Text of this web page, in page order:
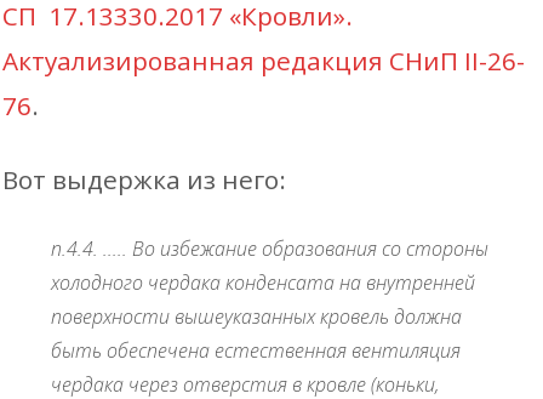
СП 17.13330.2017 «Кровли».
Актуализированная редакция СНиП II-26-
76.
Вот выдержка из него:
п.4.4. ..... Во избежание образования со стороны
холодного чердака конденсата на внутренней
поверхности вышеуказанных кровель должна
быть обеспечена естественная вентиляция
чердака через отверстия в кровле (коньки,